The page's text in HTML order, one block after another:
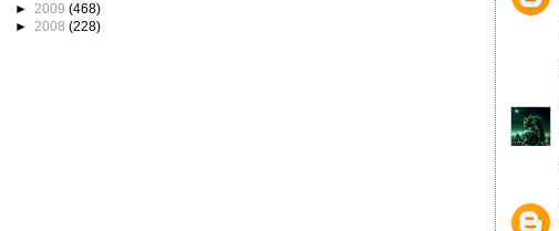
► 2009 (468)
► 2008 (228)